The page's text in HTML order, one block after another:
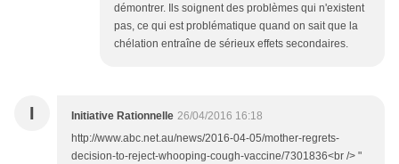
démontrer. Ils soignent des problèmes qui n'existent
pas, ce qui est problématique quand on sait que la
chélation entraîne de sérieux effets secondaires.
I Initiative Rationnelle 26/04/2016 16:18
http://www.abc.net.au/news/2016-04-05/mother-regrets-
decision-to-reject-whooping-cough-vaccine/7301836<br /> "